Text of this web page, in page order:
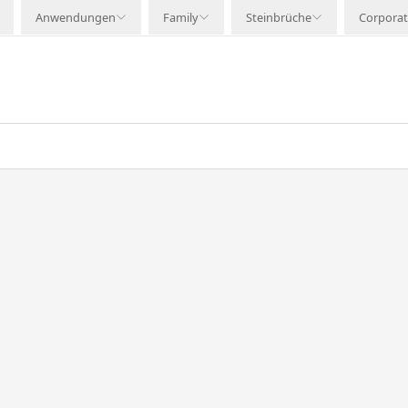
Anwendungen Family Steinbrüche